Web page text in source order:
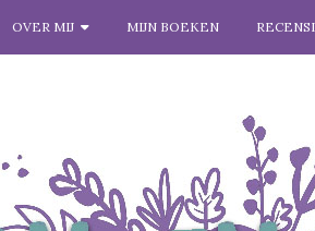
OVER MIJ MIJN BOEKEN